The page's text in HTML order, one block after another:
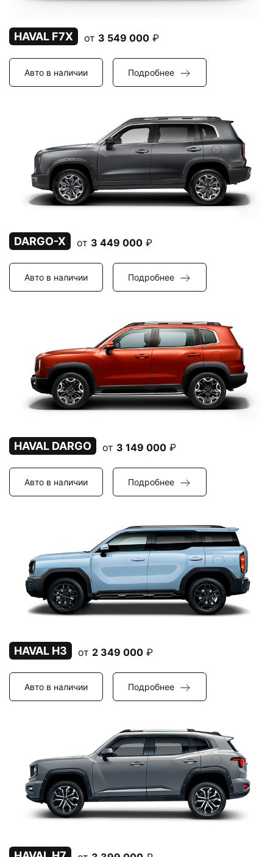
HAVAL F7X от 3 549 000 ₽
Авто в наличии Подробнее
DARGO-X от 3 449 000 ₽
Авто в наличии Подробнее
HAVAL DARGO от 3 149 000 ₽
Авто в наличии Подробнее
HAVAL H3 от 2 349 000 ₽
Авто в наличии Подробнее